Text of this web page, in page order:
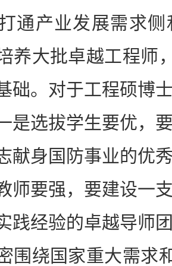
通产业发展需求
养大批卓越工程师
础。对于工程硕博
是选拔学生要优，
献身国防事业的优
师要强，要建设一
践经验的卓越导师
围绕国家重大需求